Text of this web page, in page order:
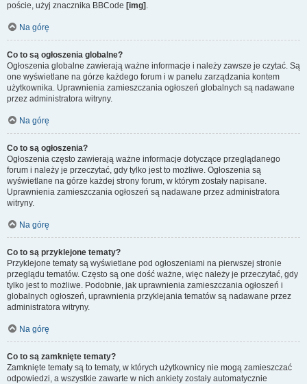
poście, użyj znacznika BBCode [img] .
Na górę
Co to są ogłoszenia globalne?
Ogłoszenia globalne zawierają ważne informacje i należy zawsze je czytać. Są
one wyświetlane na górze każdego forum i w panelu zarządzania kontem
użytkownika. Uprawnienia zamieszczania ogłoszeń globalnych są nadawane
przez administratora witryny.
Na górę
Co to są ogłoszenia?
Ogłoszenia często zawierają ważne informacje dotyczące przeglądanego
forum i należy je przeczytać, gdy tylko jest to możliwe. Ogłoszenia są
wyświetlane na górze każdej strony forum, w którym zostały napisane.
Uprawnienia zamieszczania ogłoszeń są nadawane przez administratora
witryny.
Na górę
Co to są przyklejone tematy?
Przyklejone tematy są wyświetlane pod ogłoszeniami na pierwszej stronie
przeglądu tematów. Często są one dość ważne, więc należy je przeczytać, gdy
tylko jest to możliwe. Podobnie, jak uprawnienia zamieszczania ogłoszeń i
globalnych ogłoszeń, uprawnienia przyklejania tematów są nadawane przez
administratora witryny.
Na górę
Co to są zamknięte tematy?
Zamknięte tematy są to tematy, w których użytkownicy nie mogą zamieszczać
odpowiedzi, a wszystkie zawarte w nich ankiety zostały automatycznie